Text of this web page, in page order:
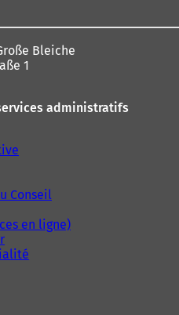
Bleiche
1
administratifs
Conseil
en ligne)